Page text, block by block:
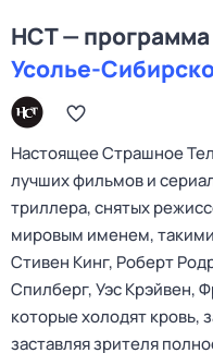
НСТ —
Усолье-
Настоящее Страшное
лучших фильмов и
триллера, снятых
мировым именем,
Стивен Кинг, Роберт
Спилберг, Уэс Крэйвен,
которые холодят кровь,
заставляя зрителя